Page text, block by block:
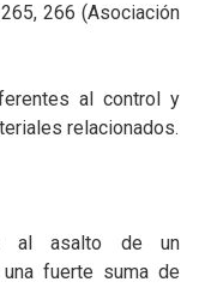
266 (Asociación
al control y
relacionados.
al asalto de un
fuerte suma de